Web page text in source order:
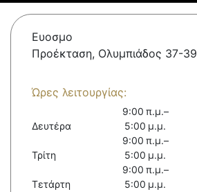
Ευοσμο
Προέκταση, Ολυμπιάδος 37-39
Ώρες λειτουργίας:
Δευτέρα
9:00 π.μ.–
5:00 μ.μ.
Τρίτη
9:00 π.μ.–
5:00 μ.μ.
Τετάρτη
9:00 π.μ.–
5:00 μ.μ.